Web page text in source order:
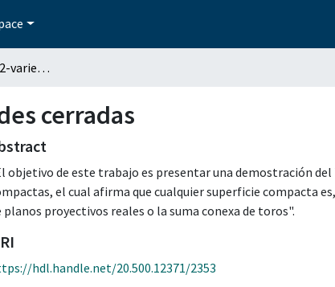
Clasificación de las 2-variedades cerradas
cerradas
objetivo de este trabajo es presentar una demostración
el cual afirma que cualquier superficie compacta
planos proyectivos reales o la suma conexa de toros".
hdl.handle.net/20.500.12371/2353